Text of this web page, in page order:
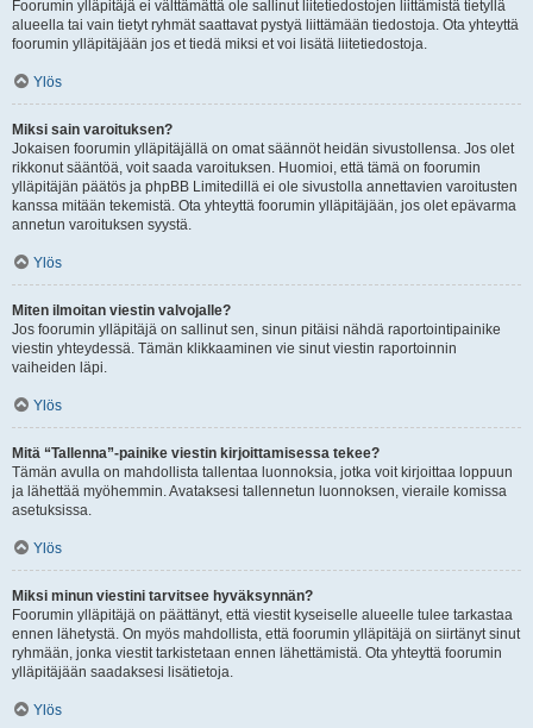
Foorumin ylläpitäjä ei välttämättä ole sallinut liitetiedostojen liittämistä tietyllä
alueella tai vain tietyt ryhmät saattavat pystyä liittämään tiedostoja. Ota yhteyttä
foorumin ylläpitäjään jos et tiedä miksi et voi lisätä liitetiedostoja.
Ylös
Miksi sain varoituksen?
Jokaisen foorumin ylläpitäjällä on omat säännöt heidän sivustollensa. Jos olet
rikkonut sääntöä, voit saada varoituksen. Huomioi, että tämä on foorumin
ylläpitäjän päätös ja phpBB Limitedillä ei ole sivustolla annettavien varoitusten
kanssa mitään tekemistä. Ota yhteyttä foorumin ylläpitäjään, jos olet epävarma
annetun varoituksen syystä.
Ylös
Miten ilmoitan viestin valvojalle?
Jos foorumin ylläpitäjä on sallinut sen, sinun pitäisi nähdä raportointipainike
viestin yhteydessä. Tämän klikkaaminen vie sinut viestin raportoinnin
vaiheiden läpi.
Ylös
Mitä “Tallenna”-painike viestin kirjoittamisessa tekee?
Tämän avulla on mahdollista tallentaa luonnoksia, jotka voit kirjoittaa loppuun
ja lähettää myöhemmin. Avataksesi tallennetun luonnoksen, vieraile komissa
asetuksissa.
Ylös
Miksi minun viestini tarvitsee hyväksynnän?
Foorumin ylläpitäjä on päättänyt, että viestit kyseiselle alueelle tulee tarkastaa
ennen lähetystä. On myös mahdollista, että foorumin ylläpitäjä on siirtänyt sinut
ryhmään, jonka viestit tarkistetaan ennen lähettämistä. Ota yhteyttä foorumin
ylläpitäjään saadaksesi lisätietoja.
Ylös